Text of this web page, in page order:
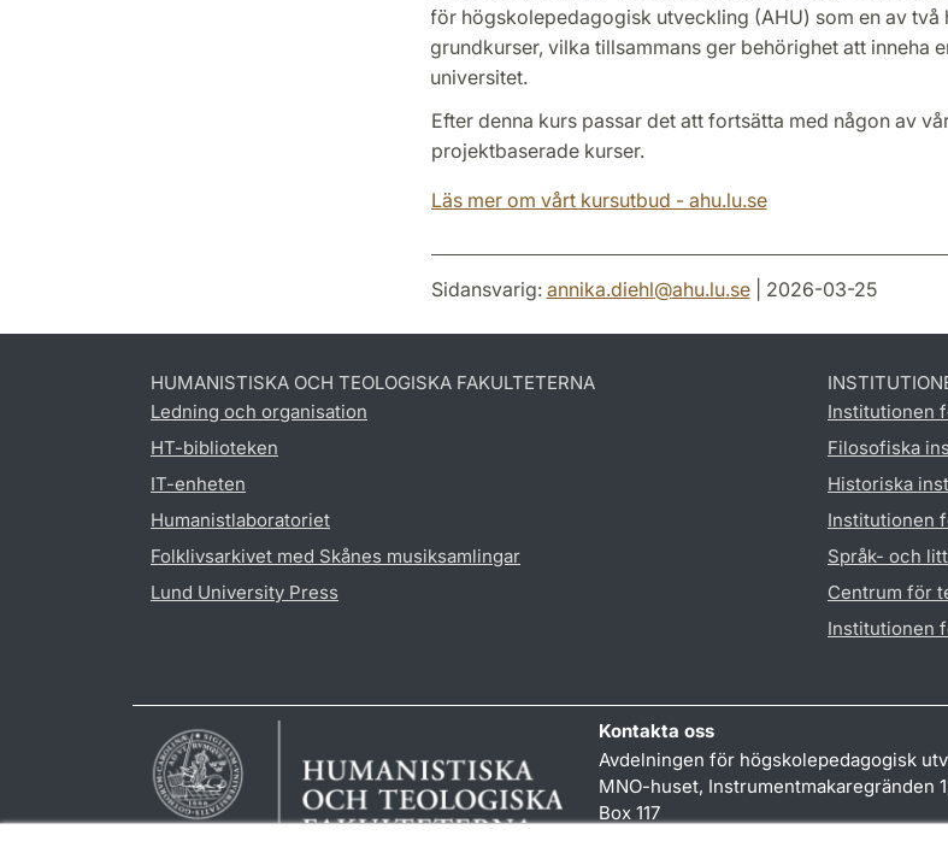
för högskolepedagogisk utveckling (AHU) som en av
grundkurser, vilka tillsammans ger behörighet att inneha
universitet.
Efter denna kurs passar det att fortsätta med någon av
projektbaserade kurser.
Läs mer om vårt kursutbud - ahu.lu.se
Sidansvarig: annika.diehl@ahu.lu.se| 2026-03-25
HUMANISTISKA OCH TEOLOGISKA FAKULTETERNA
Ledning och organisation
HT-biblioteken
IT-enheten
Humanistlaboratoriet
Folklivsarkivet med Skånes musiksamlingar
Lund University Press
Institutionen
Filosofiska
Historiska
Institutionen
Språk- och
Centrum för
Institutionen
Kontakta oss
Avdelningen för högskolepedagogisk
MNO-huset, Instrumentmakaregränden
Box 117